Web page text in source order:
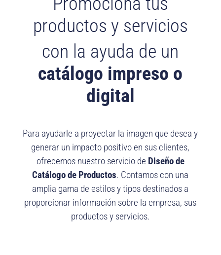
productos y servicios
con la ayuda de un
catálogo impreso o
digital
Para ayudarle a proyectar la imagen que desea y
generar un impacto positivo en sus clientes,
ofrecemos nuestro servicio de Diseño de
Catálogo de Productos. Contamos con una
amplia gama de estilos y tipos destinados a
proporcionar información sobre la empresa, sus
productos y servicios.